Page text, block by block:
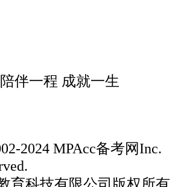
伴一程 成就一生
2024 MPAcc备考网Inc.